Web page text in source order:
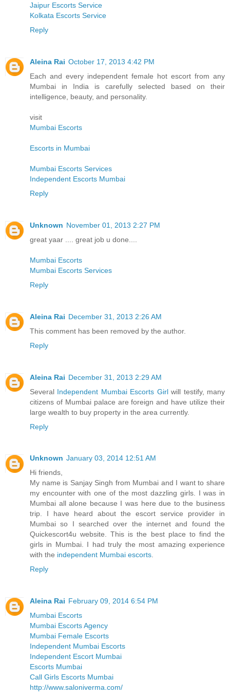
Jaipur Escorts Service
Kolkata Escorts Service
Reply
Aleina Rai October 17, 2013 4:42 PM
Each and every independent female hot escort from any
Mumbai in India is carefully selected based on their
intelligence, beauty, and personality.
visit
Mumbai Escorts
Escorts in Mumbai
Mumbai Escorts Services
Independent Escorts Mumbai
Reply
Unknown November 01, 2013 2:27 PM
great yaar .... great job u done....
Mumbai Escorts
Mumbai Escorts Services
Reply
Aleina Rai December 31, 2013 2:26 AM
This comment has been removed by the author.
Reply
Aleina Rai December 31, 2013 2:29 AM
Several Independent Mumbai Escorts Girlwill testify, many
citizens of Mumbai palace are foreign and have utilize their
large wealth to buy property in the area currently.
Reply
Unknown January 03, 2014 12:51 AM
Hi friends,
My name is Sanjay Singh from Mumbai and I want to share
my encounter with one of the most dazzling girls. I was in
Mumbai all alone because I was here due to the business
trip. I have heard about the escort service provider in
Mumbai so I searched over the internet and found the
Quickescort4u website. This is the best place to find the
girls in Mumbai. I had truly the most amazing experience
with the independent Mumbai escorts.
Reply
Aleina Rai February 09, 2014 6:54 PM
Mumbai Escorts
Mumbai Escorts Agency
Mumbai Female Escorts
Independent Mumbai Escorts
Independent Escort Mumbai
Escorts Mumbai
Call Girls Escorts Mumbai
http://www.saloniverma.com/